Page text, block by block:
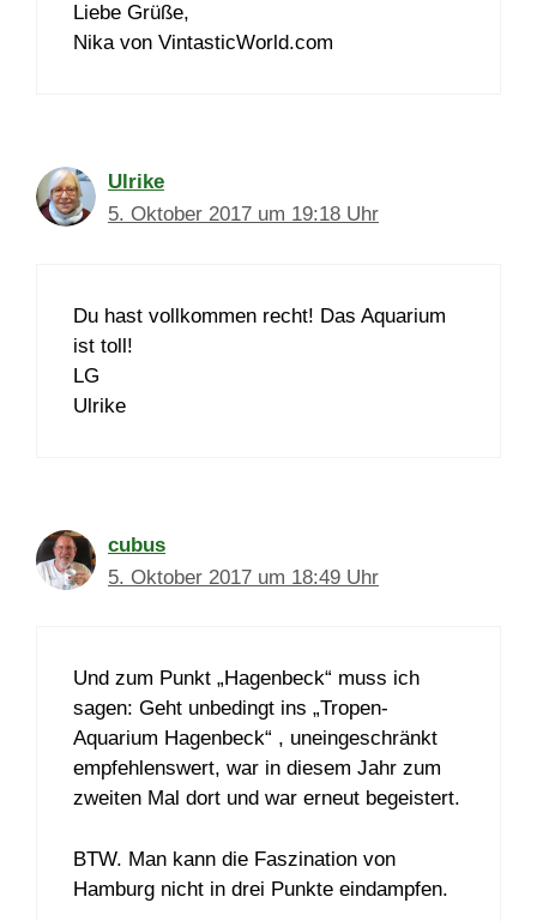
Liebe Grüße,
Nika von VintasticWorld.com
Ulrike
5. Oktober 2017 um 19:18 Uhr
Du hast vollkommen recht! Das Aquarium
ist toll!
LG
Ulrike
cubus
5. Oktober 2017 um 18:49 Uhr
Und zum Punkt „Hagenbeck“ muss ich
sagen: Geht unbedingt ins „Tropen-
Aquarium Hagenbeck“ , uneingeschränkt
empfehlenswert, war in diesem Jahr zum
zweiten Mal dort und war erneut begeistert.
BTW. Man kann die Faszination von
Hamburg nicht in drei Punkte eindampfen.